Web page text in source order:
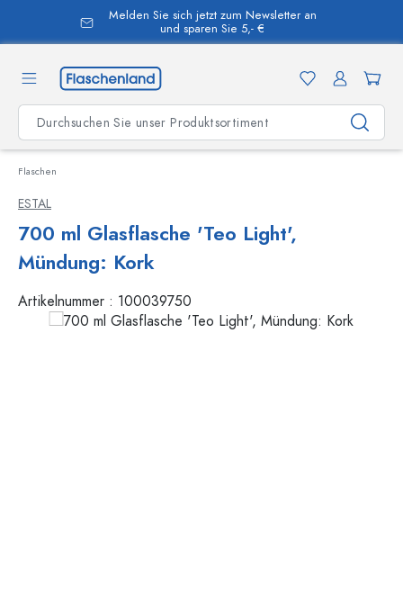
springen
Melden Sie sich jetzt zum Newsletter an
und sparen Sie 5,- €
Flaschen
ESTAL
700 ml Glasflasche 'Teo Light',
Mündung: Kork
Artikelnummer : 100039750